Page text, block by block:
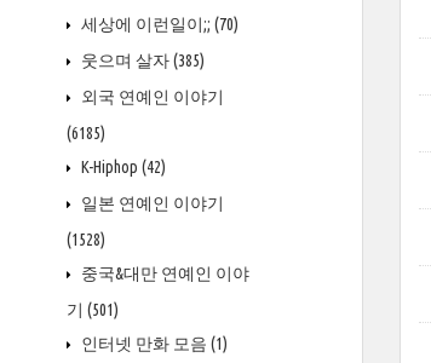
세상에 이런일이;; (70)
웃으며 살자(385)
외국 연예인 이야기
(6185)
K-Hiphop (42)
일본 연예인 이야기
(1528)
중국&대만 연예인 이야
기 (501)
인터넷 만화 모음 (1)